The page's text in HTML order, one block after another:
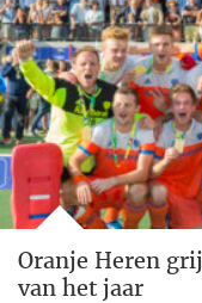
Oranje Heren
van het jaar